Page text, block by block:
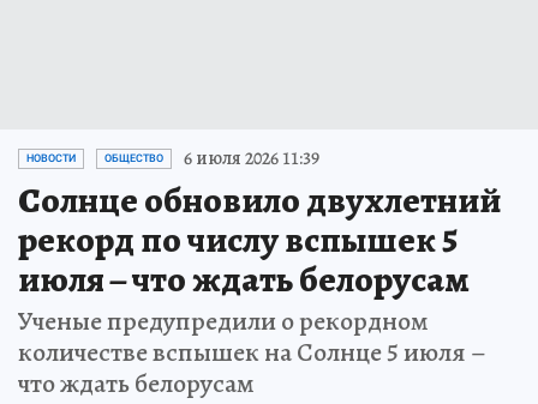
НОВОСТИ ОБЩЕСТВО 6 июля 2026 11:39
Солнце обновило двухлетний
рекорд по числу вспышек 5
июля – что ждать белорусам
Ученые предупредили о рекордном
количестве вспышек на Солнце 5 июля –
что ждать белорусам